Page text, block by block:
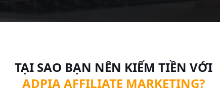
TẠI SAO BẠN NÊN KIẾM TIỀN VỚI
ADPIA AFFILIATE MARKETING?